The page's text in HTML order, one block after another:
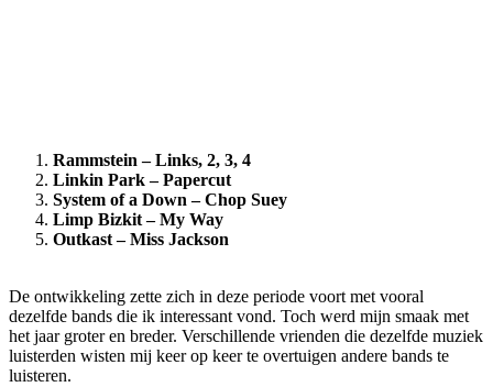
Rammstein – Links, 2, 3, 4
Linkin Park – Papercut
System of a Down – Chop Suey
Limp Bizkit – My Way
Outkast – Miss Jackson
De ontwikkeling zette zich in deze periode voort met vooral
dezelfde bands die ik interessant vond. Toch werd mijn smaak met
het jaar groter en breder. Verschillende vrienden die dezelfde muziek
luisterden wisten mij keer op keer te overtuigen andere bands te
luisteren.